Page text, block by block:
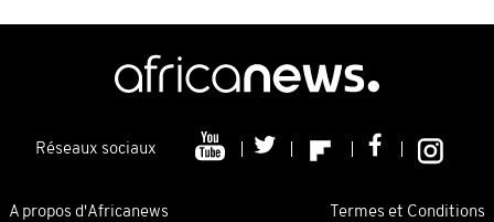
Réseaux sociaux
A propos d'Africanews Termes et Conditions